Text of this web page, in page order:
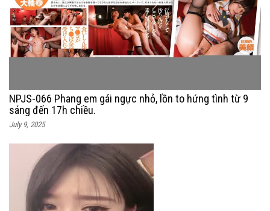
NPJS-066 Phang em gái ngực nhỏ, lồn to hứng tình từ 9
sáng đến 17h chiều.
July 9, 2025